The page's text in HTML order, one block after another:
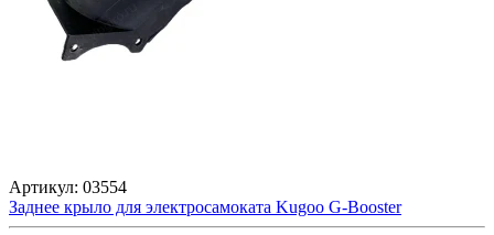
Артикул: 03554
Заднее крыло для электросамоката Kugoo G-Booster